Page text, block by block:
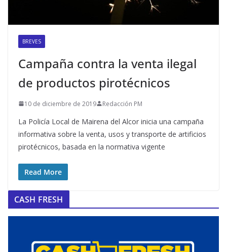
BREVES
Campaña contra la venta ilegal
de productos pirotécnicos
10 de diciembre de 2019 Redacción PM
La Policía Local de Mairena del Alcor inicia una campaña
informativa sobre la venta, usos y transporte de artificios
pirotécnicos, basada en la normativa vigente
Read More
CASH FRESH